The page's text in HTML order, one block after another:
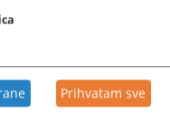
Prihvatam sve